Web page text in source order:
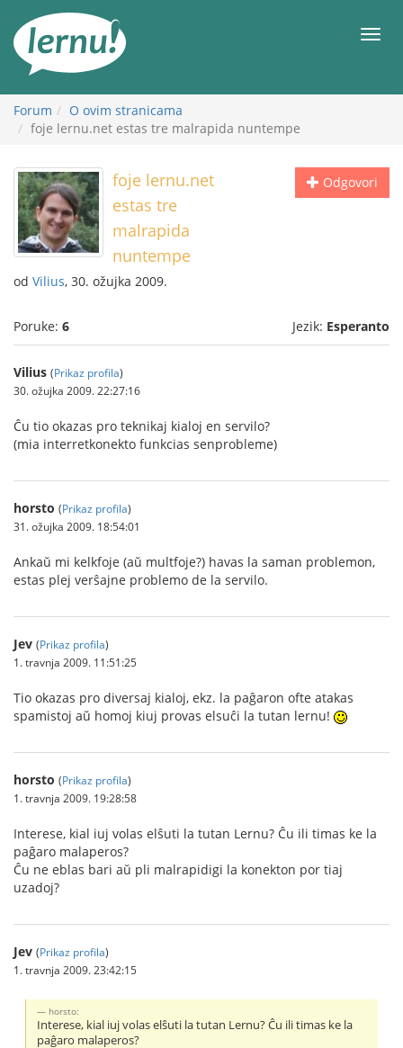
Meni
Forum
O ovim stranicama
foje lernu.net estas tre malrapida nuntempe
Odgovori
foje lernu.net
estas tre
malrapida
nuntempe
od Vilius, 30. ožujka 2009.
Poruke: 6 Jezik: Esperanto
Vilius (Prikaz profila)
30. ožujka 2009. 22:27:16
Ĉu tio okazas pro teknikaj kialoj en servilo?
(mia interretkonekto funkcias senprobleme)
horsto (Prikaz profila)
31. ožujka 2009. 18:54:01
Ankaŭ mi kelkfoje (aŭ multfoje?) havas la saman problemon,
estas plej verŝajne problemo de la servilo.
Jev (Prikaz profila)
1. travnja 2009. 11:51:25
Tio okazas pro diversaj kialoj, ekz. la paĝaron ofte atakas
spamistoj aŭ homoj kiuj provas elsuĉi la tutan lernu!
horsto (Prikaz profila)
1. travnja 2009. 19:28:58
Interese, kial iuj volas elŝuti la tutan Lernu? Ĉu ili timas ke la
paĝaro malaperos?
Ĉu ne eblas bari aŭ pli malrapidigi la konekton por tiaj
uzadoj?
Jev (Prikaz profila)
1. travnja 2009. 23:42:15
horsto:
Interese, kial iuj volas elŝuti la tutan Lernu? Ĉu ili timas ke la
paĝaro malaperos?